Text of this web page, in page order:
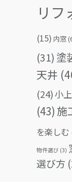
リフ
(15) 内窓
(31) 塗
天井
(24)小
(43) 施
を楽しむ
物件選び (3)
選び方